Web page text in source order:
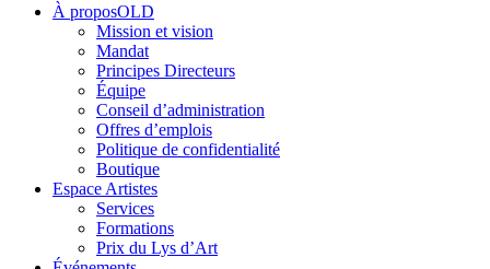
À proposOLD
Mission et vision
Mandat
Principes Directeurs
Équipe
Conseil d’administration
Offres d’emplois
Politique de confidentialité
Boutique
Espace Artistes
Services
Formations
Prix du Lys d’Art